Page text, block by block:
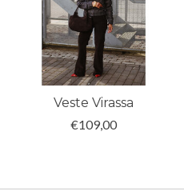
Veste Virassa
€109,00